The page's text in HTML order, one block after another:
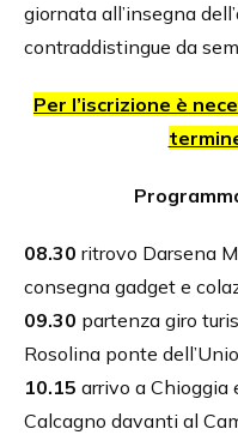
giornata all’insegna
contraddistingue da
Per l’iscrizione è
08.30 ritrovo Darsena
consegna gadget e
09.30 partenza giro
Rosolina ponte
10.15 arrivo a Chioggia
Calcagno davanti al